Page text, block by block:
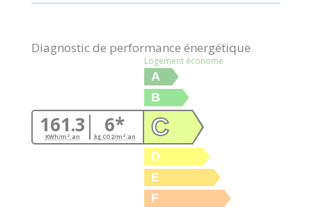
Diagnostic de performance énergétique
161.3
KWh/m².an 6*
kg CO2/m².an
Logement économe
A
B
C
D
E
F